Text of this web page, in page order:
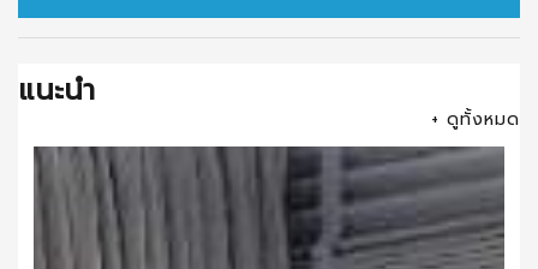
แนะนำ
+ ดูทั้งหมด